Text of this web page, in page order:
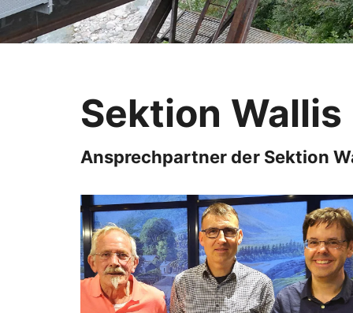
Sektion
Ansprechpartner der Sektion